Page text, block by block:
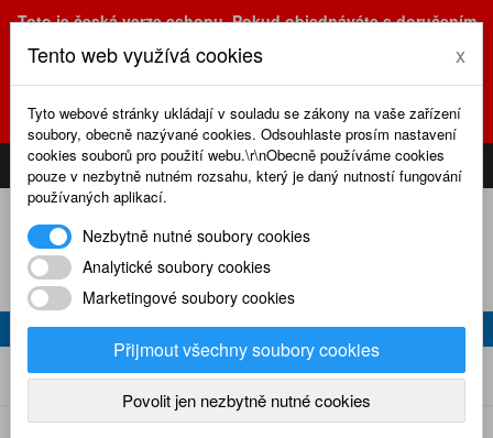
Toto je česká verze eshopu. Pokud objednáváte s doručením
(sk.eshop.rcrevue.cz - kliknutím na slovenskou vlajku)
POZOR ZMĚNA : výdejní místo a kancelář jsou nyní na adrese
Olšanská 3, Praha 3, tel. (+420) 222 723 388, 774 777 794.
CS
SK PŘIHLÁSIT KOŠÍK
RC CARS 6/2014
Home Naše časopisy RC cars 2014 RC cars 6/2014
Tento web využívá cookies x
Tyto webové stránky ukládají v souladu se zákony na vaše zařízení
soubory, obecně nazývané cookies. Odsouhlaste prosím nastavení
cookies souborů pro použití webu.\r\nObecně používáme cookies
pouze v nezbytně nutném rozsahu, který je daný nutností fungování
používaných aplikací.
Nezbytně nutné soubory cookies
Analytické soubory cookies
Marketingové soubory cookies
Přijmout všechny soubory cookies
Povolit jen nezbytně nutné cookies